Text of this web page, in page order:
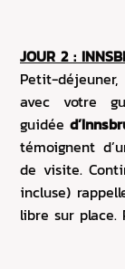
JOUR 2 :
Petit-
avec votre
guidée
témoignent
de visite.
incluse)
libre sur place.